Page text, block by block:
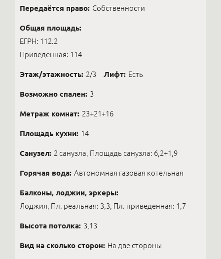
Передаётся право: Собственности
Общая площадь:
ЕГРН: 112.2
Приведенная: 114
Этаж/этажность: 2/3 Лифт: Есть
Возможно спален: 3
Метраж комнат: 23+21+16
Площадь кухни: 14
Санузел: 2 санузла, Площадь санузла: 6,2+1,9
Горячая вода: Автономная газовая котельная
Балконы, лоджии, эркеры:
Лоджия, Пл. реальная: 3,3, Пл. приведённая: 1,7
Высота потолка: 3,13
Вид на сколько сторон: На две стороны